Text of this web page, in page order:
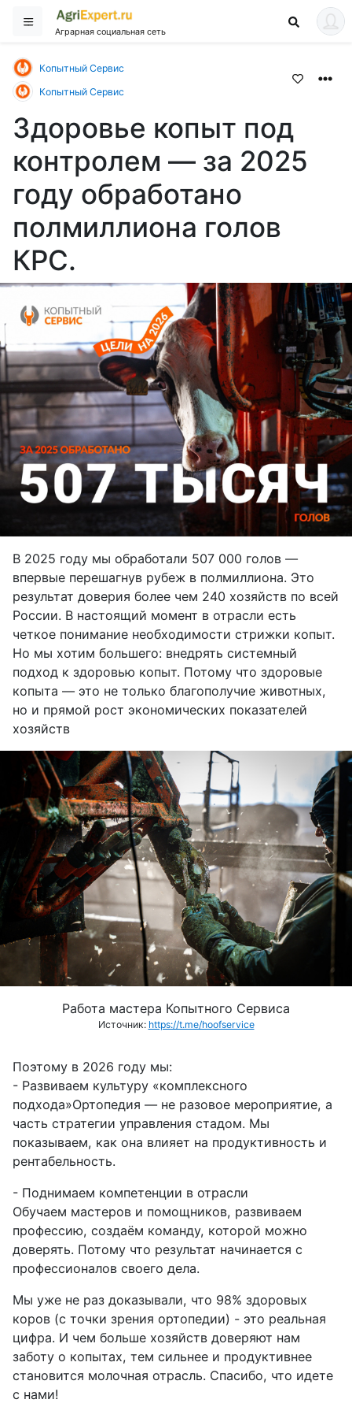
Аграрная социальная сеть
Копытный Сервис
Копытный Сервис
Здоровье копыт под
контролем — за 2025
году обработано
полмиллиона голов
КРС.
В 2025 году мы обработали 507 000 голов —
впервые перешагнув рубеж в полмиллиона. Это
результат доверия более чем 240 хозяйств по всей
России. В настоящий момент в отрасли есть
четкое понимание необходимости стрижки копыт.
Но мы хотим большего: внедрять системный
подход к здоровью копыт. Потому что здоровые
копыта — это не только благополучие животных,
но и прямой рост экономических показателей
хозяйств
Работа мастера Копытного Сервиса
Источник: https://t.me/hoofservice
Поэтому в 2026 году мы:
- Развиваем культуру «комплексного
подхода»Ортопедия — не разовое мероприятие, а
часть стратегии управления стадом. Мы
показываем, как она влияет на продуктивность и
рентабельность.
- Поднимаем компетенции в отрасли
Обучаем мастеров и помощников, развиваем
профессию, создаём команду, которой можно
доверять. Потому что результат начинается с
профессионалов своего дела.
Мы уже не раз доказывали, что 98% здоровых
коров (с точки зрения ортопедии) - это реальная
цифра. И чем больше хозяйств доверяют нам
заботу о копытах, тем сильнее и продуктивнее
становится молочная отрасль. Спасибо, что идете
с нами!